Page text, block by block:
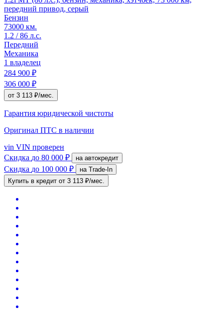
передний привод, серый
Бензин
73000 км.
1.2 / 86 л.с.
Передний
Механика
1 владелец
284 900 ₽
306 000 ₽
от 3 113 ₽/мес.
Гарантия юридической чистоты
Оригинал ПТС в наличии
vin VIN проверен
Скидка до 80 000 ₽ на автокредит
Скидка до 100 000 ₽
на Trade-In
Купить в кредит от 3 113 ₽/мес.